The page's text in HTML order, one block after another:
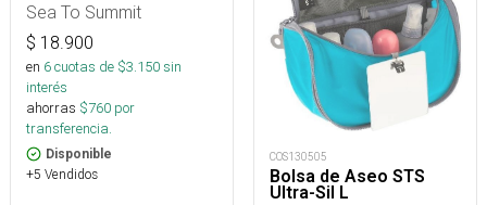
Sea To Summit
$ 18.900
en 6cuotas de $3.150sin
interés
ahorras $760 por
transferencia.
Disponible
+5 Vendidos
COS130505
Bolsa de Aseo STS
Ultra-Sil L